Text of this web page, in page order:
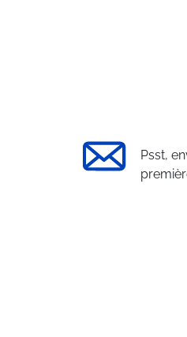
Psst,